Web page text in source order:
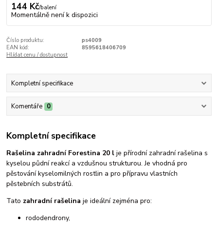
144 Kč/balení
Momentálně není k dispozici
Číslo produktu:
ps4009
EAN kód:
8595618406709
Hlídat cenu / dostupnost
Kompletní specifikace
Komentáře 0
Kompletní specifikace
Rašelina zahradní Forestina 20 l je přírodní zahradní rašelina s
kyselou půdní reakcí a vzdušnou strukturou. Je vhodná pro
pěstování kyselomilných rostlin a pro přípravu vlastních
pěstebních substrátů.
Tato zahradní rašelina je ideální zejména pro:
rododendrony,